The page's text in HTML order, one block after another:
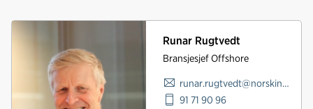
Runar Rugtvedt
Bransjesjef Offshore
runar.rugtvedt@norskindustri.no
91 71 90 96